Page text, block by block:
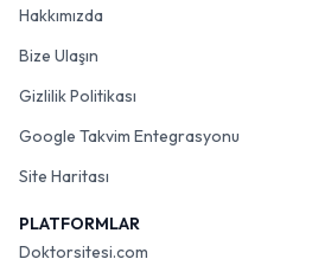
Hakkımızda
Bize Ulaşın
Gizlilik Politikası
Google Takvim Entegrasyonu
Site Haritası
PLATFORMLAR
Doktorsitesi.com